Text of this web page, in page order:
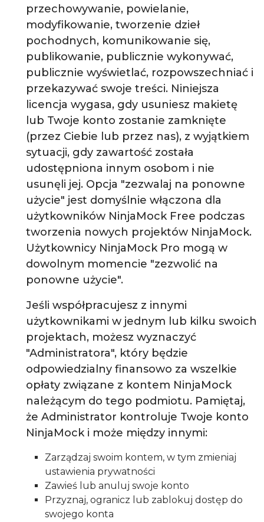
przechowywanie, powielanie,
modyfikowanie, tworzenie dzieł
pochodnych, komunikowanie się,
publikowanie, publicznie wykonywać,
publicznie wyświetlać, rozpowszechniać i
przekazywać swoje treści. Niniejsza
licencja wygasa, gdy usuniesz makietę
lub Twoje konto zostanie zamknięte
(przez Ciebie lub przez nas), z wyjątkiem
sytuacji, gdy zawartość została
udostępniona innym osobom i nie
usunęli jej. Opcja "zezwalaj na ponowne
użycie" jest domyślnie włączona dla
użytkowników NinjaMock Free podczas
tworzenia nowych projektów NinjaMock.
Użytkownicy NinjaMock Pro mogą w
dowolnym momencie "zezwolić na
ponowne użycie".
Jeśli współpracujesz z innymi
użytkownikami w jednym lub kilku swoich
projektach, możesz wyznaczyć
"Administratora", który będzie
odpowiedzialny finansowo za wszelkie
opłaty związane z kontem NinjaMock
należącym do tego podmiotu. Pamiętaj,
że Administrator kontroluje Twoje konto
NinjaMock i może między innymi:
Zarządzaj swoim kontem, w tym zmieniaj
ustawienia prywatności
Zawieś lub anuluj swoje konto
Przyznaj, ogranicz lub zablokuj dostęp do
swojego konta